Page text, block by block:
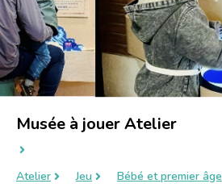
Musée à jouer Atelier
Atelier Jeu Bébé et premier âge